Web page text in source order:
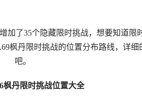
加了35个隐藏限时挑战，想要知道限
枫丹限时挑战的位置分布路线，详
吧。
枫丹限时挑战位置大全